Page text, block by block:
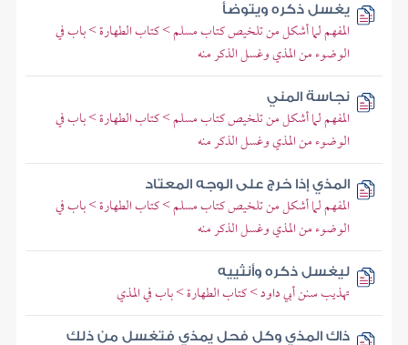
يغسل ذكره ويتوضأ
المفهم لما أشكل من تلخيص كتاب مسلم > كتاب الطهارة > باب في
الوضوء من المذي وغسل الذكر منه
نجاسة المني
المفهم لما أشكل من تلخيص كتاب مسلم > كتاب الطهارة > باب في
الوضوء من المذي وغسل الذكر منه
المذي إذا خرج على الوجه المعتاد
المفهم لما أشكل من تلخيص كتاب مسلم > كتاب الطهارة > باب في
الوضوء من المذي وغسل الذكر منه
ليغسل ذكره وأنثييه
تهذيب سنن أبي داود > كتاب الطهارة > باب في المذي
ذاك المذي وكل فحل يمذي فتغسل من ذلك